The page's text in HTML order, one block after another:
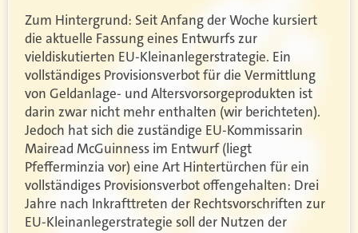
Zum Hintergrund: Seit Anfang der Woche kursiert
die aktuelle Fassung eines Entwurfs zur
vieldiskutierten EU-Kleinanlegerstrategie. Ein
vollständiges Provisionsverbot für die Vermittlung
von Geldanlage- und Altersvorsorgeprodukten ist
darin zwar nicht mehr enthalten (wir berichteten).
Jedoch hat sich die zuständige EU-Kommissarin
Mairead McGuinness im Entwurf (liegt
Pfefferminzia vor) eine Art Hintertürchen für ein
vollständiges Provisionsverbot offengehalten: Drei
Jahre nach Inkrafttreten der Rechtsvorschriften zur
EU-Kleinanlegerstrategie soll der Nutzen der